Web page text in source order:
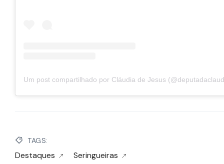
Um post compartilhado por Cláudia de Jesus
TAGS:
Destaques Seringueiras